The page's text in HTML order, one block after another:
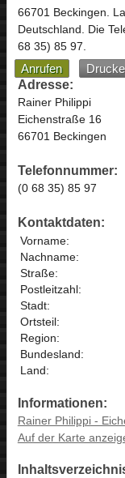
66701 Beckingen.
Deutschland. Die
68 35) 85 97.
Anrufen
Adresse:
Rainer Philippi
Eichenstraße 16
66701 Beckingen
Telefonnummer:
(0 68 35) 85 97
Kontaktdaten:
Vorname:
Nachname:
Straße:
Postleitzahl:
Stadt:
Ortsteil:
Region:
Bundesland:
Land:
Informationen:
Rainer Philippi -
Auf der Karte